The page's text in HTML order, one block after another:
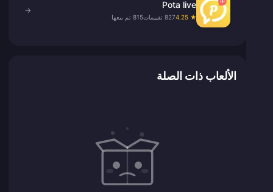
Pota live
★ 4.25 827 تقييمات 815 تم بيعها
→
الألعاب ذات الصلة